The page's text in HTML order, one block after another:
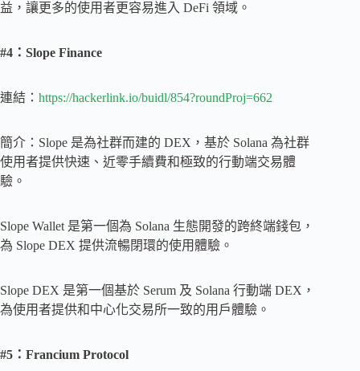
益，讓更多的使用者更容易進入 DeFi 領域。
#4：Slope Finance
連結： https://hackerlink.io/buidl/854?roundProj=662
簡介：Slope 是為社群而建的 DEX，基於 Solana 為社群
使用者提供快速、近零手續費和極致的行動端交易體
驗。
Slope Wallet 是第一個為 Solana 生態開發的跨終端錢包，
為 Slope DEX 提供流暢閉環的使用體驗。
Slope DEX 是第一個基於 Serum 及 Solana 行動端 DEX，
為使用者提供和中心化交易所一致的用戶體驗。
#5：Francium Protocol